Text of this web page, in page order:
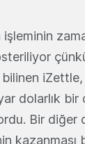
işleminin
bilinen
dolarlık
Bir diğer
kazanması